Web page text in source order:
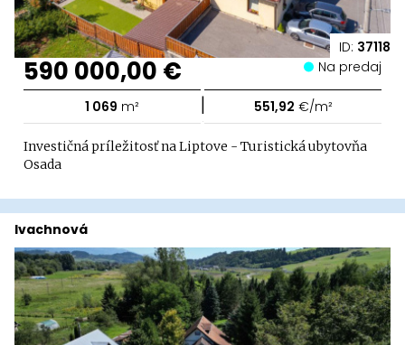
ID: 37118
590 000,00 € Na predaj
1 069 m² | 551,92 €/m²
Investičná príležitosť na Liptove - Turistická ubytovňa
Osada
Ivachnová